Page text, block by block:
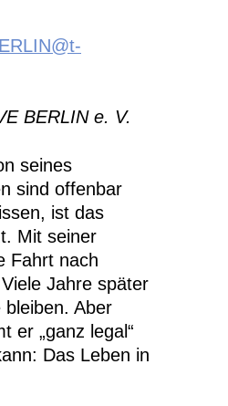
BERLIN e. V.
seines
sind offenbar
ist das
Mit seiner
Fahrt nach
Jahre später
Aber
er „ganz legal“
Das Leben in